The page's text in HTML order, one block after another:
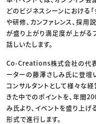
どのビジネスシーンにおける
や研修、カンファレンス、採用
が盛り上がり満足度が上がる
話しいたします。
Co-Creations株式会社の代表
ーターの藤澤さしみ氏に登壇
コンサルタントとして様々な
きた中でのポイントを、年間
み氏より、イベントを盛り上げ
形式で進行します。